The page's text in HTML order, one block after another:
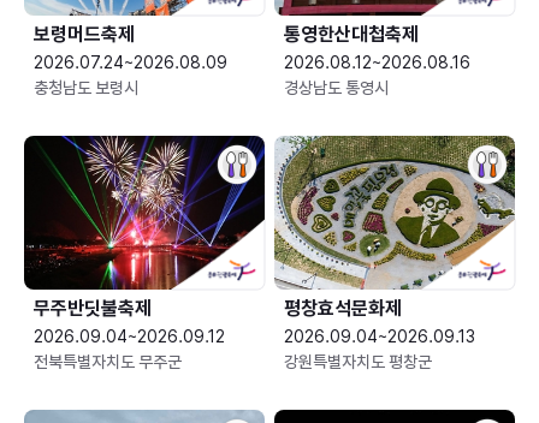
보령머드축제
2026.07.24~2026.08.09
충청남도 보령시
통영한산대첩축제
2026.08.12~2026.08.16
경상남도 통영시
무주반딧불축제
2026.09.04~2026.09.12
전북특별자치도 무주군
평창효석문화제
2026.09.04~2026.09.13
강원특별자치도 평창군